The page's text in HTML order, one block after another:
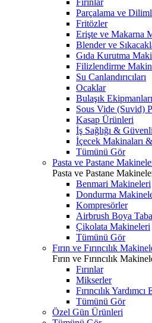
Fırınlar
Parçalama ve
Fritözler
Erişte ve Makarna
Blender ve
Gıda Kurutma
Filizlendirme
Su Canlandırıcıları
Ocaklar
Bulaşık Ekipmanları
Sous Vide (Suvid)
Kasap Ürünleri
İş Sağlığı &
İçecek Makinaları
Tümünü Gör
Pasta ve Pastane
Pasta ve Pastane
Benmari Makineleri
Dondurma
Kompresörler
Airbrush Boya
Çikolata Makineleri
Tümünü Gör
Fırın ve Fırıncılık
Fırın ve Fırıncılık
Fırınlar
Mikserler
Fırıncılık Yardımcı
Tümünü Gör
Özel Gün Ürünleri